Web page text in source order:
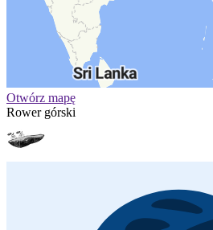
Otwórz mapę
Rower górski